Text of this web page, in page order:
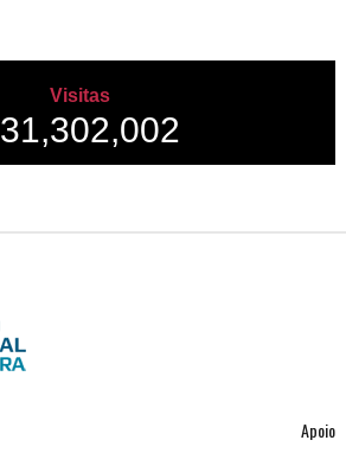
Visitas
Apoio